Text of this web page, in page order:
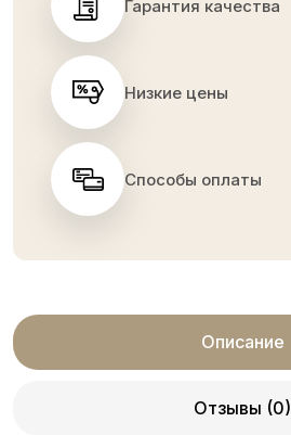
Гарантия качества
Низкие цены
Способы оплаты
Описание
Отзывы (0)